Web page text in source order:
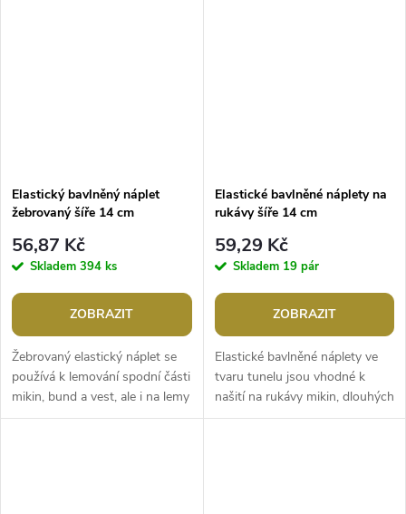
Elastický bavlněný náplet
žebrovaný šíře 14 cm
56,87 Kč
Skladem 394 ks
ZOBRAZIT
Žebrovaný elastický náplet se
používá k lemování spodní části
mikin, bund a vest, ale i na lemy
rukávů či tepláků. Nemá tvar
Elastické bavlněné náplety na
rukávy šíře 14 cm
59,29 Kč
Skladem 19 pár
ZOBRAZIT
Elastické bavlněné náplety ve
tvaru tunelu jsou vhodné k
našití na rukávy mikin, dlouhých
triček i bund.Šíře: 14 cmObvod: